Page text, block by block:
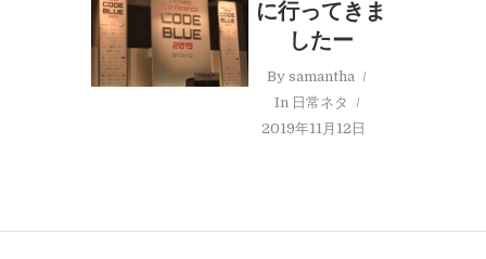
に行ってきま
したー
Bysamantha
In 日常ネタ
2019年11月12日